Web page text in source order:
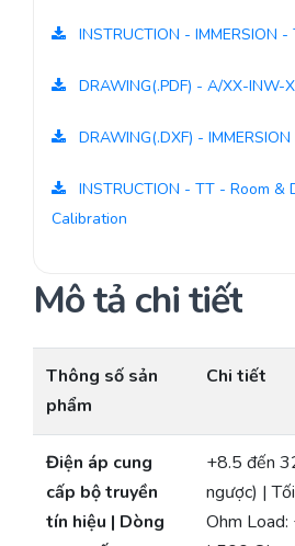
INSTRUCTION - IMMERSION -
DRAWING(.PDF) - A/XX-INW-
DRAWING(.DXF) -
INSTRUCTION - TT - Room
Calibration
Mô tả chi tiết
Thông số sản
phẩm
Chi tiết
Điện áp cung
cấp bộ truyền
tín hiệu | Dòng
+8.5 đến
ngược) |
Ohm